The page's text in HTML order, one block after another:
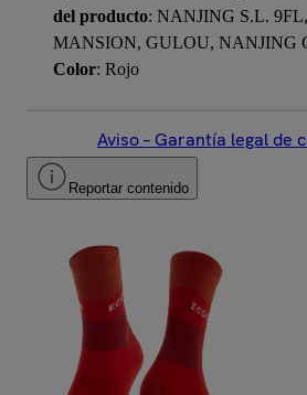
del producto: NANJING S.L.
MANSION, GULOU, NANJING
Color: Rojo
Aviso – Garantía legal de
Reportar contenido